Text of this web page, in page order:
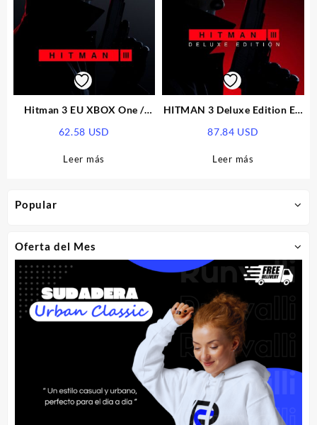
Popular
Oferta del Mes
Hitman 3 EU XBOX One /
62.58 USD
Leer más
HITMAN 3 Deluxe Edition EU
CD Key
87.84 USD
Leer más